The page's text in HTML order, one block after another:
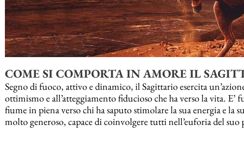
COME SI COMPORTA IN AMORE IL
Segno di fuoco, attivo e dinamico, il Sagittario esercita
ottimismo e all’atteggiamento fiducioso che ha verso la vita.
fiume in piena verso chi ha saputo stimolare la sua energia e la
molto generoso, capace di coinvolgere tutti nell’euforia del suo